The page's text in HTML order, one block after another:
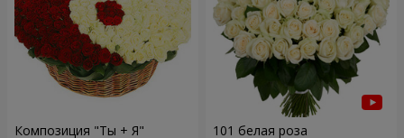
Композиция "Ты + Я" 101 белая роза